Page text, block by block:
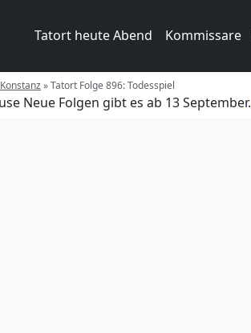
Tatort heute Abend Kommissare
»Tatort Folge 896: Todesspiel
Neue Folgen gibt es ab 13 September.